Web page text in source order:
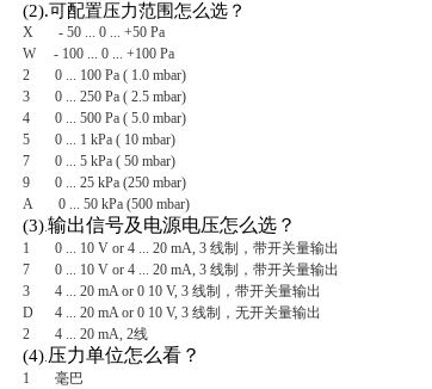
(2).可配置压力范围怎么选？
X - 50 ... 0 ... +50 Pa
W - 100 ... 0 ... +100 Pa
2 0 ... 100 Pa ( 1.0 mbar)
3 0 ... 250 Pa ( 2.5 mbar)
4 0 ... 500 Pa ( 5.0 mbar)
5 0 ... 1 kPa ( 10 mbar)
7 0 ... 5 kPa ( 50 mbar)
9 0 ... 25 kPa (250 mbar)
A 0 ... 50 kPa (500 mbar)
(3).输出信号及电源电压怎么选？
1 0 ... 10 V or 4 ... 20 mA, 3 线制，带开关量输出
7 0 ... 10 V or 4 ... 20 mA, 3 线制，带开关量输出
3 4 ... 20 mA or 0 10 V, 3 线制，带开关量输出
D 4 ... 20 mA or 0 10 V, 3 线制，无开关量输出
2 4 ... 20 mA, 2线
(4).压力单位怎么看？
1 毫巴